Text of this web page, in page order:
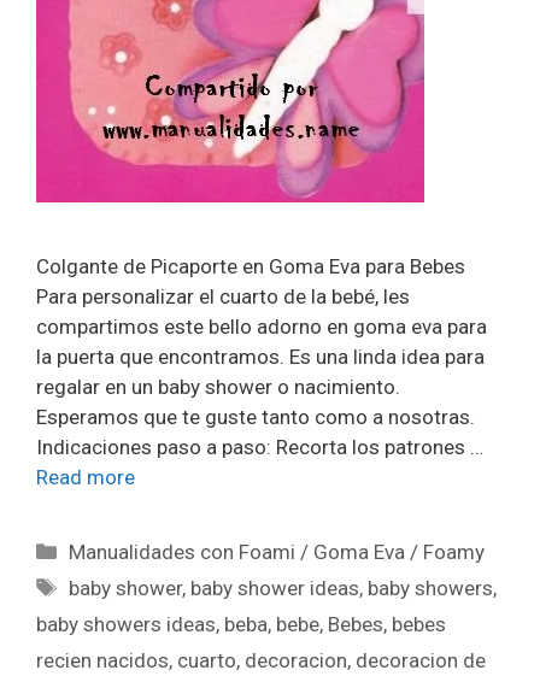
Colgante de Picaporte en Goma Eva para Bebes
Para personalizar el cuarto de la bebé, les
compartimos este bello adorno en goma eva para
la puerta que encontramos. Es una linda idea para
regalar en un baby shower o nacimiento.
Esperamos que te guste tanto como a nosotras.
Indicaciones paso a paso: Recorta los patrones …
Read more
Manualidades con Foami / Goma Eva / Foamy
baby shower, baby shower ideas, baby showers,
baby showers ideas, beba, bebe, Bebes, bebes
recien nacidos, cuarto, decoracion, decoracion de